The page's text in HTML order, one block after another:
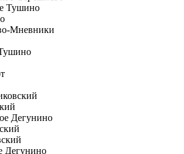
Тушино
Мневники
Дегунино
Дегунино